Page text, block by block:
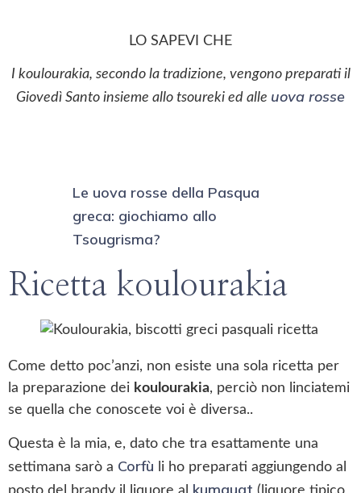
LO SAPEVI CHE
I koulourakia, secondo la tradizione, vengono preparati il
Giovedì Santo insieme allo tsoureki ed alle uova rosse
Le uova rosse della Pasqua
greca: giochiamo allo
Tsougrisma?
Ricetta koulourakia
Come detto poc’anzi, non esiste una sola ricetta per
la preparazione dei koulourakia, perciò non linciatemi
se quella che conoscete voi è diversa..
Questa è la mia, e, dato che tra esattamente una
settimana sarò a Corfù
li ho preparati aggiungendo al
kumquat